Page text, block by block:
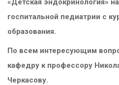
«Детская эндокринология»
госпитальной педиатрии с
образования.
По всем интересующим
кафедру к профессору
Черкасову.